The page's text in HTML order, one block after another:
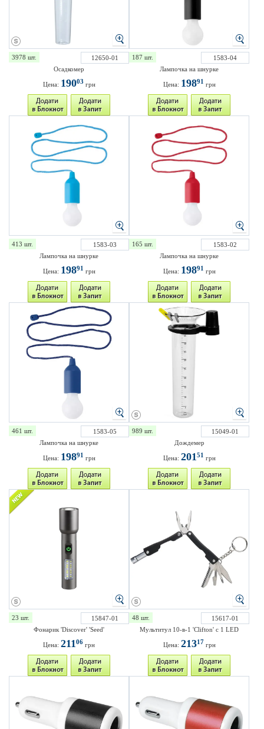
3978 шт.
12650-01
Осадкомер
Цена: 19003 грн
187 шт.
1583-04
Лампочка на шнурке
Цена: 19891 грн
413 шт.
1583-03
Лампочка на шнурке
Цена: 19891 грн
165 шт.
1583-02
Лампочка на шнурке
Цена: 19891 грн
461 шт.
1583-05
Лампочка на шнурке
Цена: 19891 грн
989 шт.
15049-01
Дождемер
Цена: 20151 грн
23 шт.
15847-01
Фонарик 'Discover' 'Seed'
Цена: 21106 грн
48 шт.
15617-01
Мультитул 10-в-1 'Clifton' с 1 LED
Цена: 21317 грн